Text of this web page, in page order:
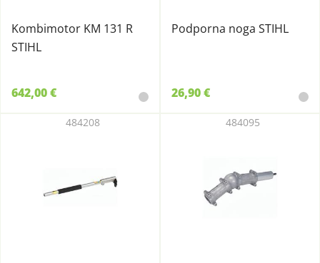
Kombimotor KM 131 R
STIHL
642,00 €
Podporna noga STIHL
26,90 €
484208 484095